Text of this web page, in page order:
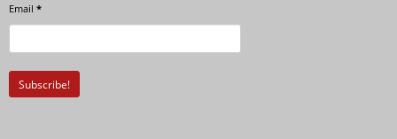
Email *